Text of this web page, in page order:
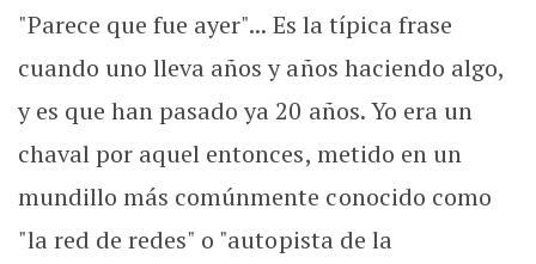
"Parece que fue ayer"... Es la típica frase
cuando uno lleva años y años haciendo algo,
y es que han pasado ya 20 años. Yo era un
chaval por aquel entonces, metido en un
mundillo más comúnmente conocido como
"la red de redes" o "autopista de la